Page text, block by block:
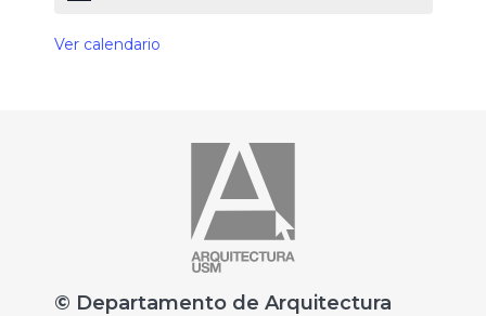
Ver calendario
© Departamento de Arquitectura